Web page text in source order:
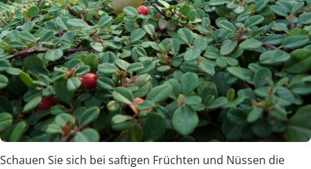
Schauen Sie sich bei saftigen Früchten und Nüssen die